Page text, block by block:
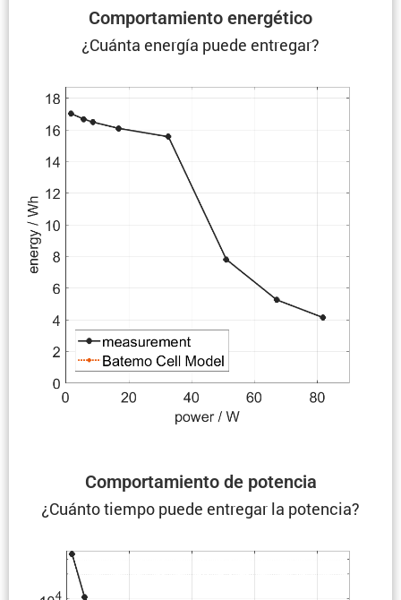
Compor­ta­miento energético
¿Cuánta energía puede entregar?
Compor­ta­miento de potencia
¿Cuánto tiempo puede entregar la potencia?